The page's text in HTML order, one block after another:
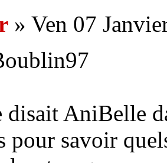
» Ven 07
disait AniBelle
pour savoir